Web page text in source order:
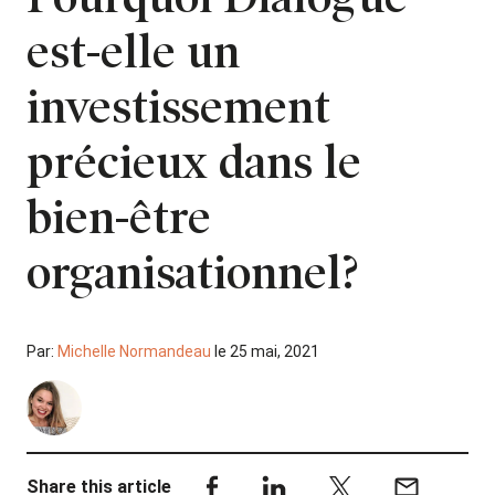
est-elle un
investissement
précieux dans le
bien-être
organisationnel?
Par: Michelle Normandeau le 25 mai, 2021
Share this article